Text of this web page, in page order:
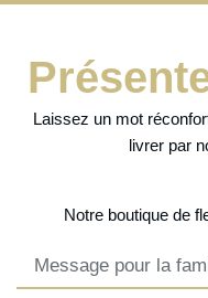
Laissez un mot
livrer par
Notre boutique de